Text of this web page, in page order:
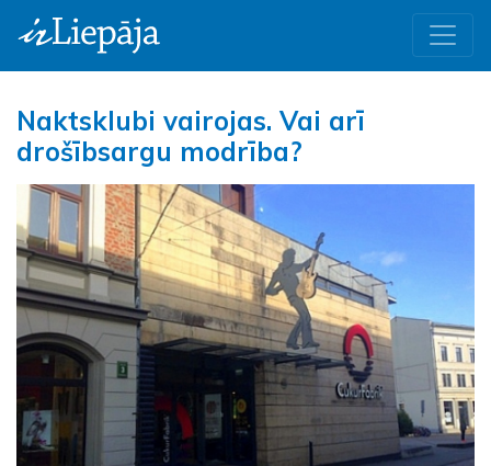
Naktsklubi vairojas. Vai arī
drošībsargu modrība?